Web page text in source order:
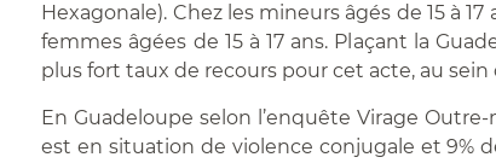
Hexagonale). Chez les mineurs âgés de 15 à
femmes âgées de 15 à 17 ans. Plaçant la
plus fort taux de recours pour cet acte, au
En Guadeloupe selon l’enquête Virage
est en situation de violence conjugale et 9%